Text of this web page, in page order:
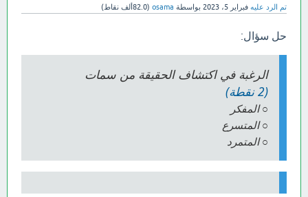
تم الرد عليه فبراير 5، 2023 بواسطة osama
(82.0ألف نقاط)
حل سؤال:
الرغبة في اكتشاف الحقيقة من سمات
(2 نقطة)
○ المفكر
○ المتسرع
○ المتمرد